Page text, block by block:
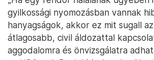
ugyanazokkala szakszerűtlen
jellemezte Readet, amivel két
az első tárgyalás után hivatalosan
Ha bűnösnek találják, Read akár